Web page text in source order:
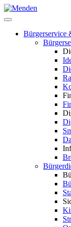
Bürgerservice